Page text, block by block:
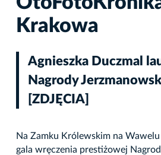
Krakowa
Agnieszka Duczmal
Nagrody
[ZDJĘCIA]
Na Zamku Królewskim na Wawelu
gala wręczenia prestiżowej